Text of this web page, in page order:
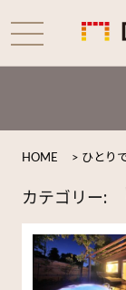
HOME > ひとり
カテゴリー: